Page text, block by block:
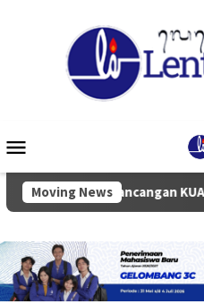
Mobile
Moving News
Rancangan KUA-PPAS TA 2027